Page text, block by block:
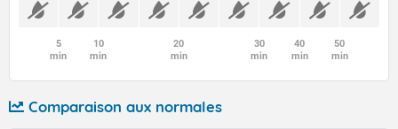
5
min
10
min
20
min
30
min
40
min
50
min
Comparaison aux normales